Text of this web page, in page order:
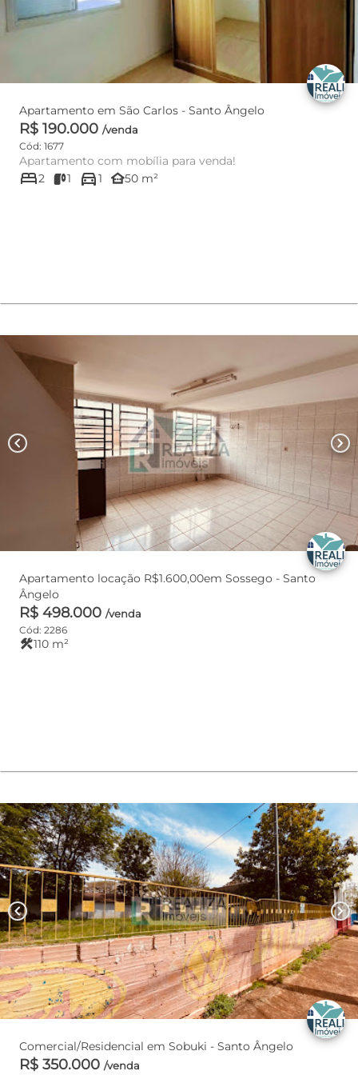
Apartamento em São Carlos - Santo Ângelo
R$ 190.000 /venda
Cód: 1677
Apartamento com mobília para venda!
bed2 1 directions_car1 other_houses50 m²
chevron_left chevron_right
Apartamento locação R$1.600,00em Sossego - Santo
Ângelo
R$ 498.000 /venda
Cód: 2286
construction110 m²
chevron_left chevron_right
Comercial/Residencial em Sobuki - Santo Ângelo
R$ 350.000 /venda